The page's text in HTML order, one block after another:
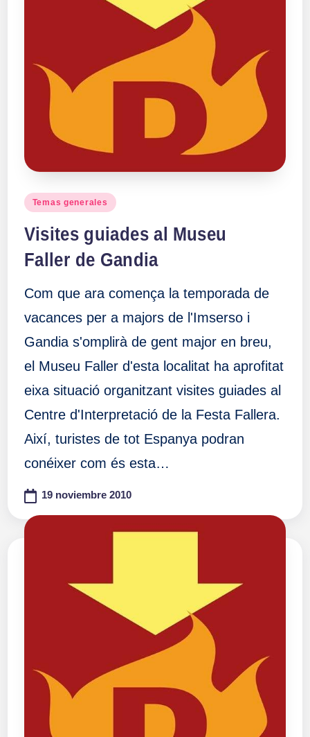
Publicado
Temas generales
Visites guiades al Museu
Faller de Gandia
Com que ara comença la temporada de
vacances per a majors de l'Imserso i
Gandia s'omplirà de gent major en breu,
el Museu Faller d'esta localitat ha aprofitat
eixa situació organitzant visites guiades al
Centre d'Interpretació de la Festa Fallera.
Així, turistes de tot Espanya podran
conéixer com és esta…
19 noviembre 2010